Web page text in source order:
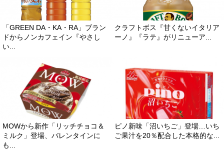
「GREEN DA・KA・RA」ブラン
ドからノンカフェイン『やさし
い...
クラフトボス『甘くないイタリア
ーノ』『ラテ』がリニューア...
MOWから新作「リッチチョコ＆
ミルク」登場、バレンタインに
も...
ピノ新味「沼いちご」登場…いち
ご果汁を20％配合した本格的な...